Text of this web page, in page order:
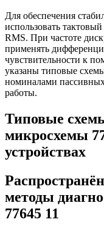
Для обеспечения
использовать
RMS. При частоте
применять
чувствительности к
указаны типовые
номиналами
работы.
Типовые
микросхемы
устройствах
методы
77645 11